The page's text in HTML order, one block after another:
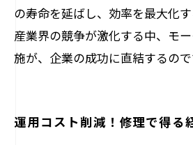
の寿命を延ばし、効率を最大化す
産業界の競争が激化する中、モ
施が、企業の成功に直結するので
運用コスト削減！修理で得る